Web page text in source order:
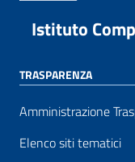
Istituto
TRASPARENZA
Amministrazione
Elenco siti tematici